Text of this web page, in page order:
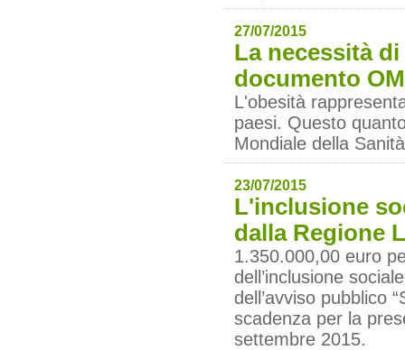
27/07/2015
La necessità
documento
L'obesità
paesi. Questo
Mondiale della
23/07/2015
L'inclusione
dalla Regione
1.350.000,00 euro
dell’inclusione
dell’avviso pubblico
scadenza per la
settembre 2015.